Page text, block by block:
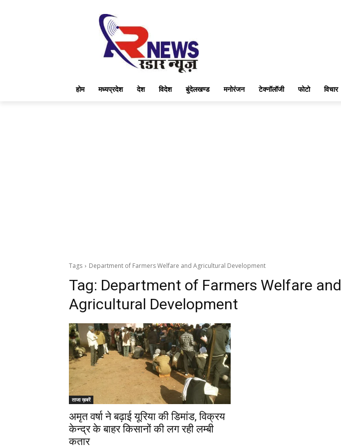
होम मध्यप्रदेश देश विदेश बुंदेलखण्ड मनोरंजन टेक्नॉलॉजी फोटो विचार
Tags Department of Farmers Welfare and Agricultural Development
Tag: Department of Farmers Welfare and
Agricultural Development
ताजा ख़बरें
अमृत वर्षा ने बढ़ाई यूरिया की डिमांड, विक्रय
केन्द्र के बाहर किसानों की लग रही लम्बी
कतार